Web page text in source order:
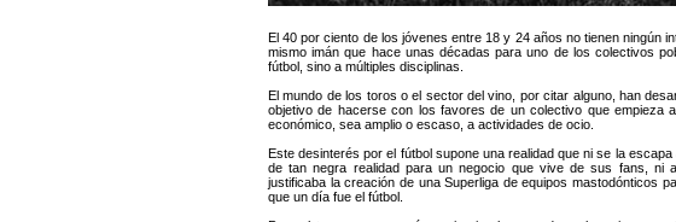
El 40 por ciento de los jóvenes entre 18 y 24 años no tienen ningún
mismo imán que hace unas décadas para uno de los colectivos
fútbol, sino a múltiples disciplinas.
El mundo de los toros o el sector del vino, por citar alguno, han
objetivo de hacerse con los favores de un colectivo que empieza
económico, sea amplio o escaso, a actividades de ocio.
Este desinterés por el fútbol supone una realidad que ni se la
de tan negra realidad para un negocio que vive de sus fans, ni
justificaba la creación de una Superliga de equipos mastodónticos
que un día fue el fútbol.